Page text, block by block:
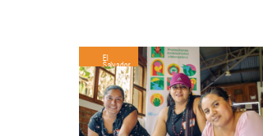
El
Salvador